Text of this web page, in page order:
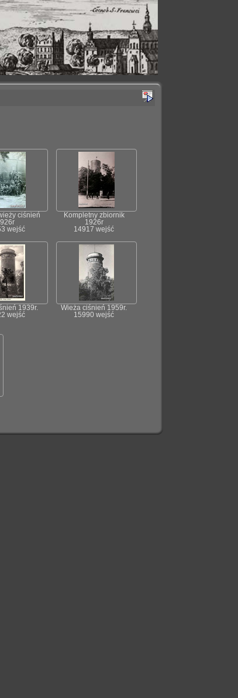
ciśnień
wejść
Kompletny zbiornik
1926r
14917 wejść
1939r.
wejść
Wieża ciśnień 1959r.
15990 wejść